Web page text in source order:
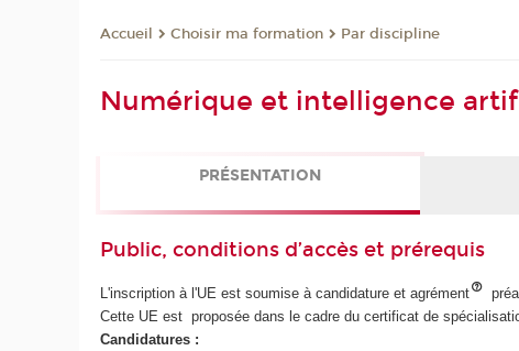
Accueil Choisir ma formation Par discipline
Numérique et intelligence
PRÉSENTATION
Public, conditions d’accès et prérequis
L'inscription à l'UE est soumise à candidature et agrément
Cette UE est proposée dans le cadre du certificat de
Candidatures :